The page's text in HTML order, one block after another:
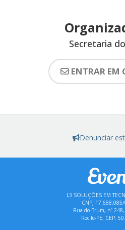
Secretaria
ENTRAR EM
Denunciar
L3 SOLUÇÕES EM
CNPJ
Rua do Brum, nº
Recife-PE, CEP: